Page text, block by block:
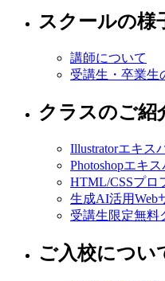
スクールの様
講師について
受講生・卒業生
クラスのご紹
Illustratorエキス
Photoshopエキ
HTML/CSSプロ
生成AI活用Web
受講生限定無料
ご入校につい